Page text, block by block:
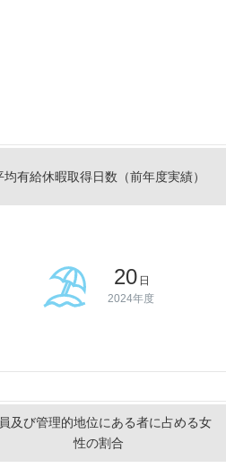
均有給休暇取得日数（前年度実績）
20 日
2024年度
及び管理的地位にある者に占める女
性の割合